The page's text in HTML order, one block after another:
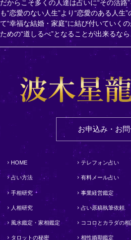
だからこそ多くの人達は占いに“その活路
も“恋愛のない人生”より“恋愛のある人生
て“幸福な結婚・家庭”に結び付いていく
ための“道しるべ”となることが出来るな
お申込み・お
HOME
占い方法
手相研究
人相研究
風水鑑定・家相鑑定
タロットの秘密
テレフォン占い
有料メール占い
事業経営鑑定
占い原稿執筆依頼
ココロとカラダの相
相性婚期鑑定